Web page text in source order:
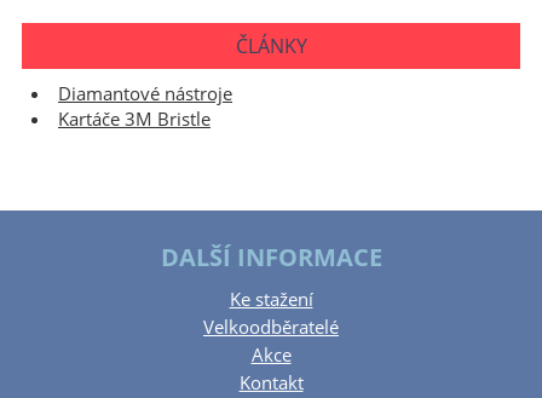
ČLÁNKY
Diamantové nástroje
Kartáče 3M Bristle
DALŠÍ INFORMACE
Ke stažení
Velkoodběratelé
Akce
Kontakt